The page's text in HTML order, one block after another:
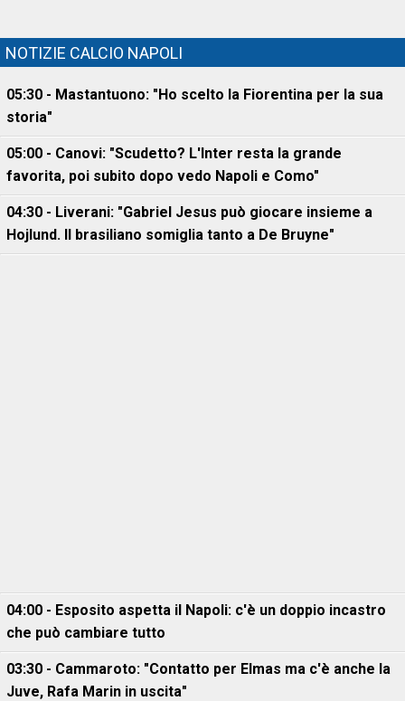
NOTIZIE CALCIO NAPOLI
05:30 - Mastantuono: "Ho scelto la Fiorentina per la sua
storia"
05:00 - Canovi: "Scudetto? L'Inter resta la grande
favorita, poi subito dopo vedo Napoli e Como"
04:30 - Liverani: "Gabriel Jesus può giocare insieme a
Hojlund. Il brasiliano somiglia tanto a De Bruyne"
04:00 - Esposito aspetta il Napoli: c'è un doppio incastro
che può cambiare tutto
03:30 - Cammaroto: "Contatto per Elmas ma c'è anche la
Juve, Rafa Marin in uscita"